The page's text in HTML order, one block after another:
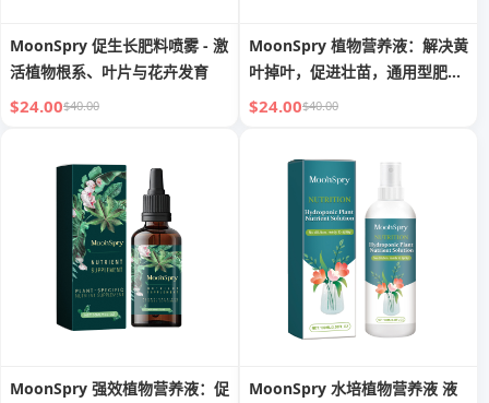
MoonSpry 促生长肥料喷雾 - 激
活植物根系、叶片与花卉发育
$24.00$40.00
MoonSpry 植物营养液：解决黄
叶掉叶，促进壮苗，通用型肥料
（土壤/水培）
$24.00$40.00
MoonSpry 强效植物营养液：促
MoonSpry 水培植物营养液 液